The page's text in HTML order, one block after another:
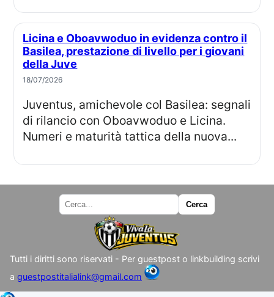
Licina e Oboavwoduo in evidenza contro il
Basilea, prestazione di livello per i giovani
della Juve
18/07/2026
Juventus, amichevole col Basilea: segnali
di rilancio con Oboavwoduo e Licina.
Numeri e maturità tattica della nuova...
Tutti i diritti sono riservati - Per guestpost o linkbuilding scrivi
a guestpostitalialink@gmail.com